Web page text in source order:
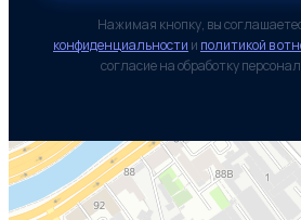
Нажимая кнопку, вы
конфиденциальности и политикой в
согласие на обработку